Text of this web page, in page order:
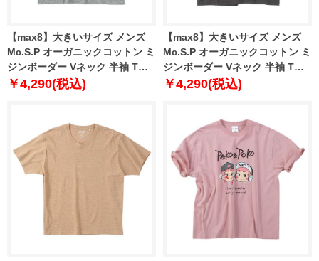
【max8】大きいサイズ メンズ
Mc.S.P オーガニックコットン ミ
ジンボーダー Vネック 半袖 Tシ
ャツ グレー 1278-4512-1 3L 4L
￥4,290(税込)
【max8】大きいサイズ メンズ
Mc.S.P オーガニックコットン ミ
ジンボーダー Vネック 半袖 Tシ
ャツ ダークブラウン 1278-4512-
￥4,290(税込)